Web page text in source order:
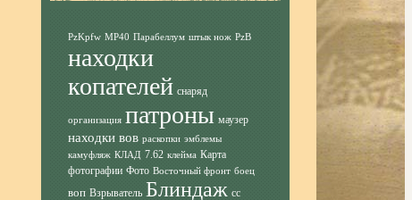
PzKpfw MP40 Парабеллум штык нож PzB
находки
копателей снаряд
организация патроны маузер
находки вов раскопки эмблемы
камуфляж КЛАД 7.62 клейма Карта
фотографии Фото Восточный фронт боец
воп Взрыватель Блиндаж сс